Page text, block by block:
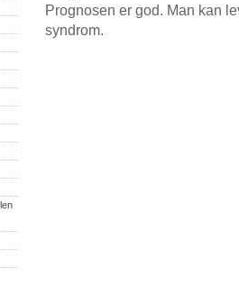
Prognosen er god. Man kan
syndrom.